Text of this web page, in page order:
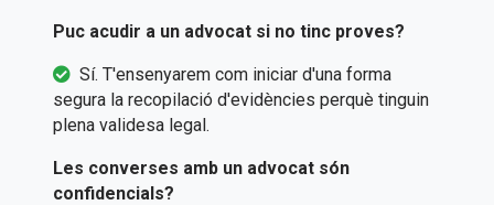
Puc acudir a un advocat si no tinc proves?
Sí. T'ensenyarem com iniciar d'una forma
segura la recopilació d'evidències perquè tinguin
plena validesa legal.
Les converses amb un advocat són
confidencials?